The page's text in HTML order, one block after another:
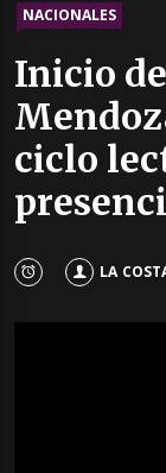
NACIONALES
Inicio
ciclo
LA